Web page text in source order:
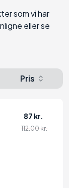
som vi har
eller se
Pris
87 kr.
112.00 kr.